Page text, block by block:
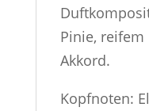
Pinie, reifem
Akkord.
Kopfnoten: